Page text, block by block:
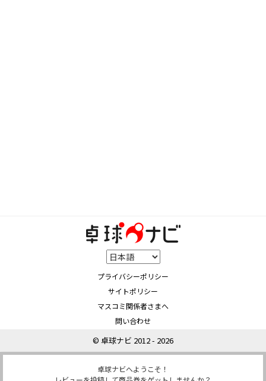
プライバシーポリシー
サイトポリシー
マスコミ関係者さまへ
問い合わせ
© 卓球ナビ 2012 - 2026
卓球ナビへようこそ！